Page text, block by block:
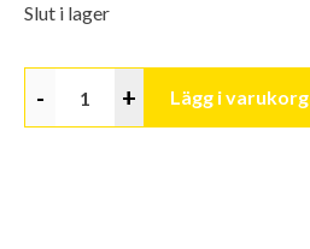
Slut i lager
- + Lägg i varukorg